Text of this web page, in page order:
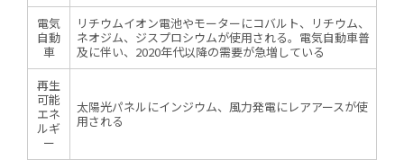
電気
自動
車
リチウムイオン電池やモーターにコバルト、リチウム、
ネオジム、ジスプロシウムが使用される。電気自動車普
及に伴い、2020年代以降の需要が急増している
再生
可能
エネ
ルギ
ー
太陽光パネルにインジウム、風力発電にレアアースが使
用される